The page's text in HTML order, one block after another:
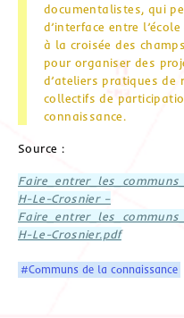
documentalistes, qui
d’interface entre
à la croisée des
pour organiser des
d’ateliers pratiques de
collectifs de
connaissance.
Source :
H-Le-Crosnier –
H-Le-Crosnier.pdf
#Communs de la connaissance